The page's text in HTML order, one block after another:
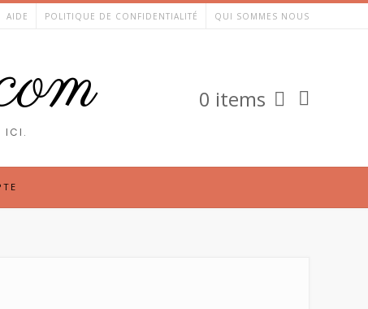
AIDE POLITIQUE DE CONFIDENTIALITÉ QUI SOMMES NOUS
ICI.
0 items